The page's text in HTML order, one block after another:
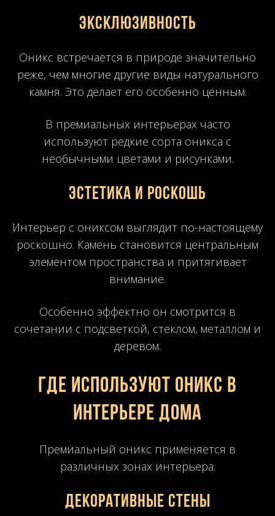
Эксклюзивность
Оникс встречается в природе значительно
реже, чем многие другие виды натурального
камня. Это делает его особенно ценным.
В премиальных интерьерах часто
используют редкие сорта оникса с
необычными цветами и рисунками.
Эстетика и роскошь
Интерьер с ониксом выглядит по-настоящему
роскошно. Камень становится центральным
элементом пространства и притягивает
внимание.
Особенно эффектно он смотрится в
сочетании с подсветкой, стеклом, металлом и
деревом.
Где используют оникс в
интерьере дома
Премиальный оникс применяется в
различных зонах интерьера.
Декоративные стены